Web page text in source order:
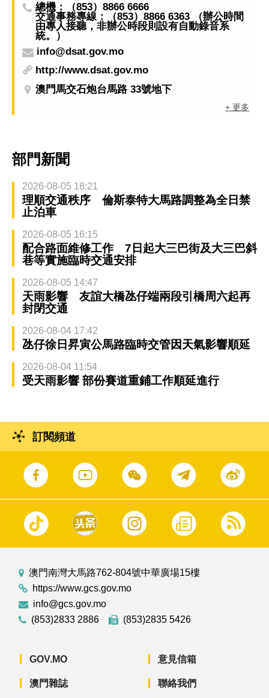
總機：（853）8866 6666
交通事務專線：（853）8866 6363 （辦公時間
由專人接聽，非辦公時段則設有自動錄音系
統。）
info@dsat.gov.mo
http://www.dsat.gov.mo
澳門馬交石炮台馬路 33號地下
+ 更多
部門新聞
2026-08-05 18:21
理順交通秩序 倫斯泰特大馬路調整為全日禁
止泊車
2026-08-05 16:15
配合路面維修工作 7日起大三巴街及大三巴斜
巷等實施臨時交通安排
2026-08-05 14:47
天雨影響 友誼大橋氹仔端兩段引橋周六起再
封閉交通
2026-08-04 17:42
氹仔徐日昇寅公馬路臨時交管因天氣影響順延
2026-08-04 11:54
受天雨影響 部份賽道重鋪工作順延進行
訂閱頻道
澳門南灣大馬路762-804號中華廣場15樓
https://www.gcs.gov.mo
info@gcs.gov.mo
(853)2833 2886
(853)2835 5426
GOV.MO
澳門雜誌
意見信箱
聯絡我們